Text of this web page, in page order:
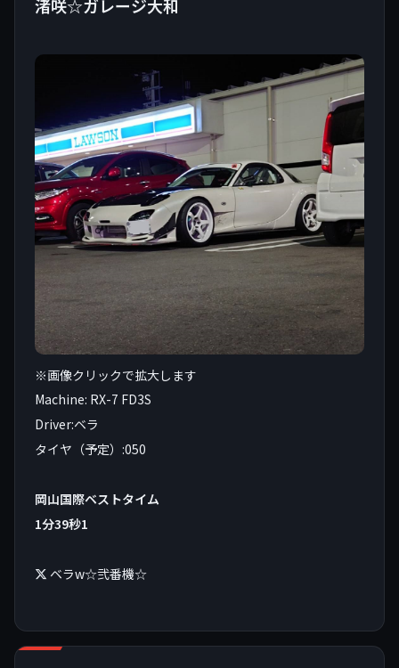
渚咲☆ガレージ大和
※画像クリックで拡大します
Machine: RX-7 FD3S
Driver:ベラ
タイヤ（予定）:050
岡山国際ベストタイム
1分39秒1
ベラw☆弐番機☆